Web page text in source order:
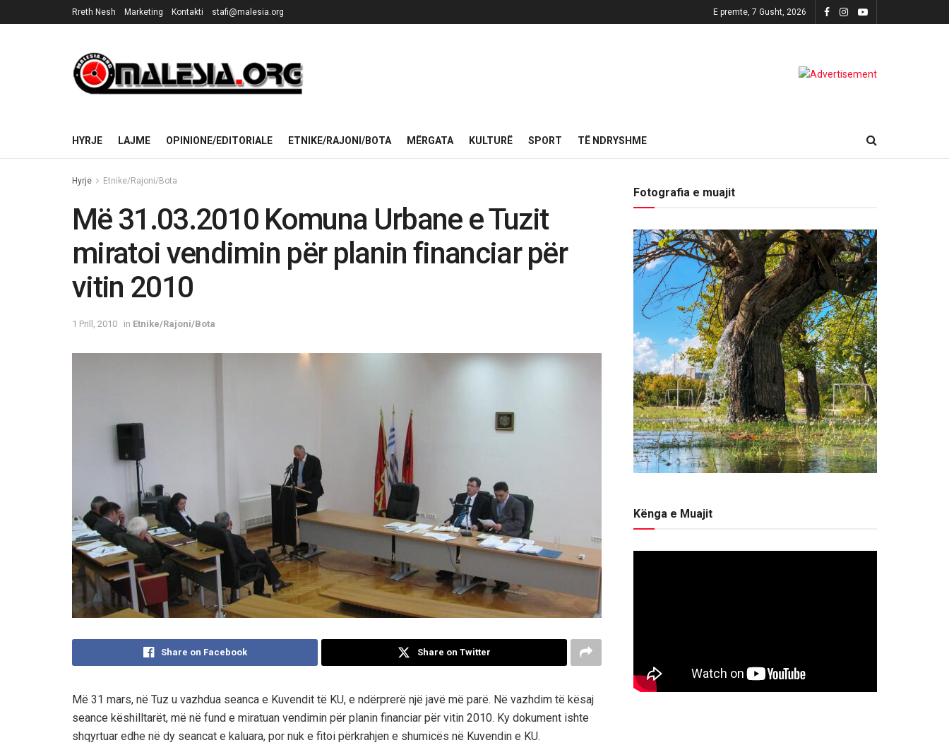
Rreth Nesh Marketing Kontakti stafi@malesia.org E premte, 7 Gusht, 2026
HYRJE LAJME OPINIONE/EDITORIALE ETNIKE/RAJONI/BOTA MËRGATA KULTURË SPORT TË NDRYSHME
Hyrje Etnike/Rajoni/Bota
Më 31.03.2010 Komuna Urbane e Tuzit
miratoi vendimin për planin financiar për
vitin 2010
1 Prill, 2010 in Etnike/Rajoni/Bota
Share on Facebook Share on Twitter
Më 31 mars, në Tuz u vazhdua seanca e Kuvendit të KU, e ndërprerë një javë më parë. Në vazhdim të kësaj
seance këshilltarët, më në fund e miratuan vendimin për planin financiar për vitin 2010. Ky dokument ishte
shqyrtuar edhe në dy seancat e kaluara, por nuk e fitoi përkrahjen e shumicës në Kuvendin e KU.
Fotografia e muajit
Kënga e Muajit